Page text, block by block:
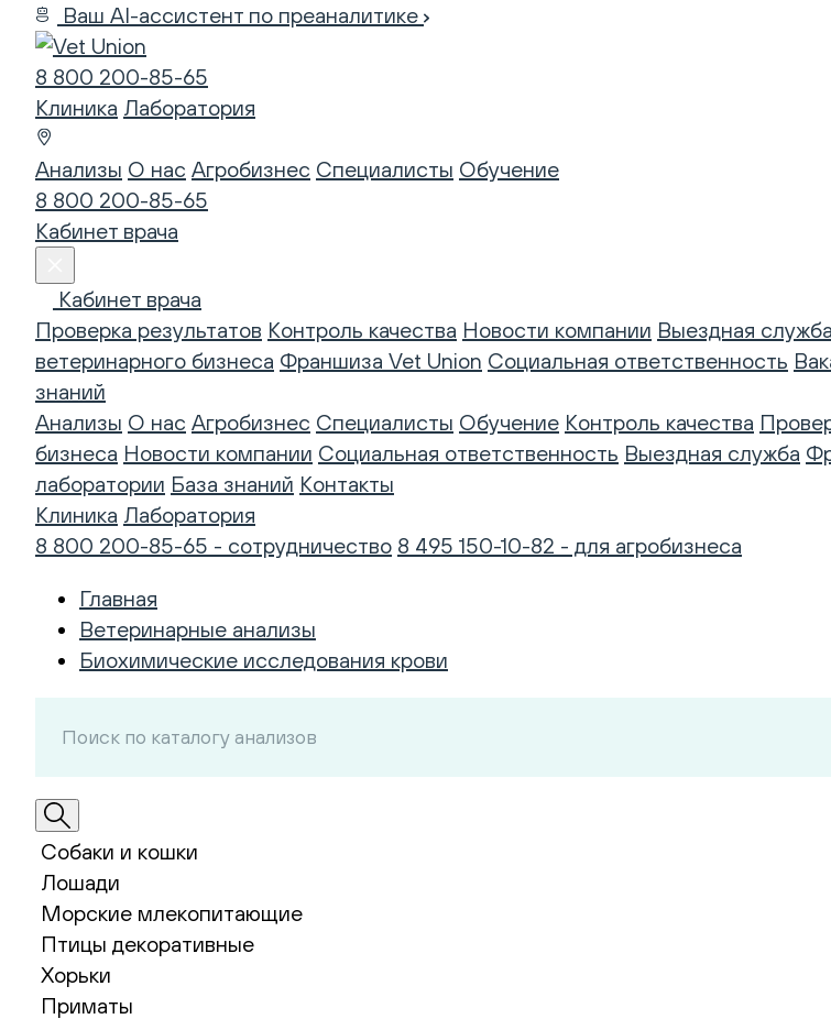
Ваш AI-ассистент по преаналитике
8 800 200-85-65
Клиника Лаборатория
Анализы О нас Агробизнес Специалисты Обучение
8 800 200-85-65
Кабинет врача
Кабинет врача
Проверка результатов Контроль качества Новости компании Выездная служба
ветеринарного бизнеса Франшиза Vet Union Социальная ответственность
знаний
Анализы О нас Агробизнес Специалисты Обучение Контроль качества
бизнеса Новости компании Социальная ответственность Выездная служба
лаборатории База знаний Контакты
Клиника Лаборатория
8 800 200-85-65 - сотрудничество 8 495 150-10-82 - для агробизнеса
Главная
Ветеринарные анализы
Биохимические исследования крови
Собаки и кошки
Лошади
Морские млекопитающие
Птицы декоративные
Хорьки
Приматы